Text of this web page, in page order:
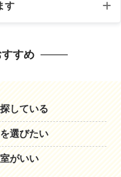
す
すめ
している
選びたい
がいい